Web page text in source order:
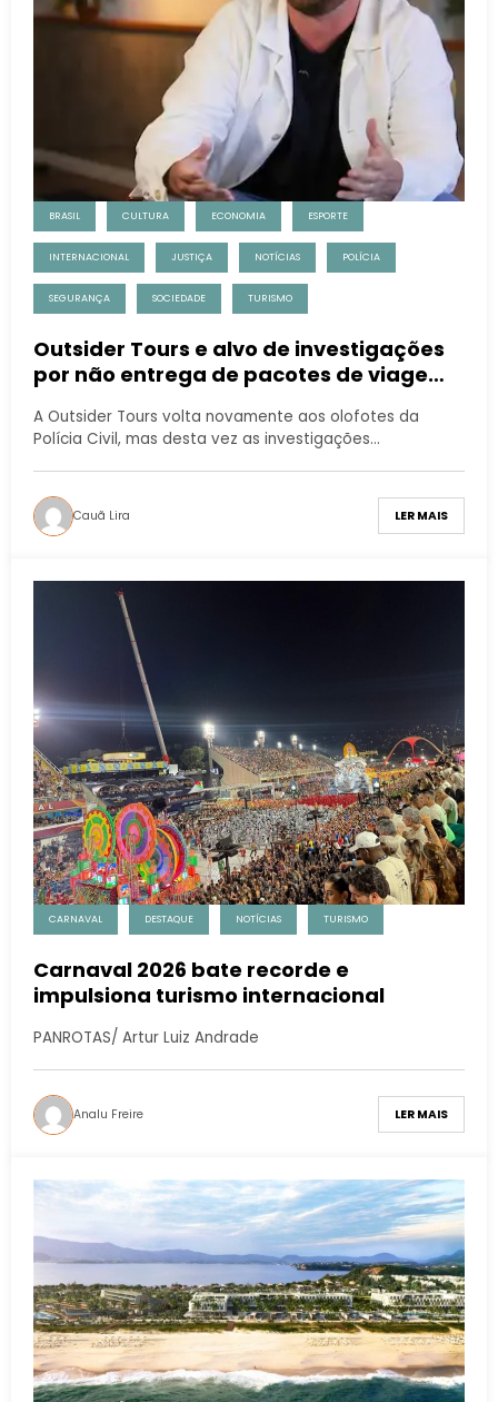
BRASIL CULTURA ECONOMIA ESPORTE
INTERNACIONAL JUSTIÇA NOTÍCIAS POLÍCIA
SEGURANÇA SOCIEDADE TURISMO
Outsider Tours e alvo de investigações
por não entrega de pacotes de viagem
A Outsider Tours volta novamente aos olofotes da
Polícia Civil, mas desta vez as investigações…
Cauã Lira LER MAIS
CARNAVAL DESTAQUE NOTÍCIAS TURISMO
Carnaval 2026 bate recorde e
impulsiona turismo internacional
PANROTAS/ Artur Luiz Andrade
Analu Freire LER MAIS